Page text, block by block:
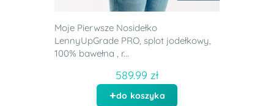
Moje Pierwsze Nosidełko
LennyUpGrade PRO, splot jodełkowy,
100% bawełna , r...
589.99 zł
do koszyka